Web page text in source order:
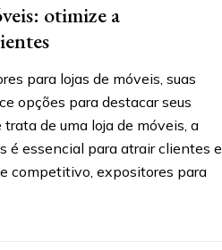
otimize a
para lojas de móveis, suas
opções para destacar seus
de uma loja de móveis, a
é essencial para atrair clientes e
competitivo, expositores para